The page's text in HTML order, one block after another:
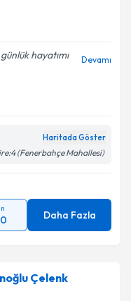
hayatımı
Devamı
Haritada Göster
(Fenerbahçe Mahallesi)
Daha Fazla
Çelenk